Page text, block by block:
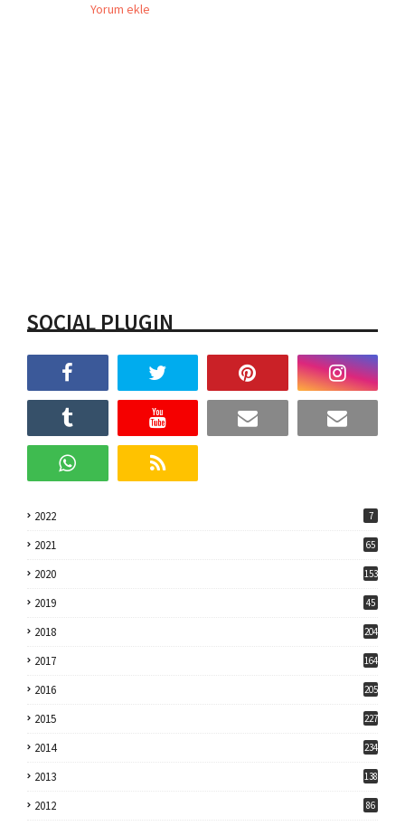
Yorum ekle
SOCIAL PLUGIN
2022 7
2021 65
2020 153
2019 45
2018 204
2017 164
2016 205
2015 227
2014 234
2013 138
2012 86